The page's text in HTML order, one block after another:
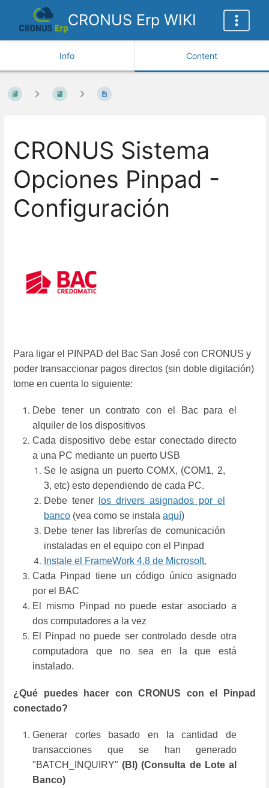
CRONUS Erp WIKI
Info Content
CRONUS Sistema
Opciones Pinpad -
Configuración
Para ligar el PINPAD del Bac San José con CRONUS y
poder transaccionar pagos directos (sin doble digitación)
tome en cuenta lo siguiente:
Debe tener un contrato con el Bac para el
alquiler de los dispositivos
Cada dispositivo debe estar conectado directo
a una PC mediante un puerto USB
Se le asigna un puerto COMX, (COM1, 2,
3, etc) esto dependiendo de cada PC.
Debe tener
los drivers asignados por el
banco (vea como se instalaaquí)
Debe tener las librerías de comunicación
instaladas en el equipo con el Pinpad
Instale el FrameWork 4.8 de Microsoft.
Cada Pinpad tiene un código único asignado
por el BAC
El mismo Pinpad no puede estar asociado a
dos computadores a la vez
El Pinpad no puede ser controlado desde otra
computadora que no sea en la que está
instalado.
¿Qué puedes hacer con CRONUS con el Pinpad
conectado?
Generar cortes basado en la cantidad de
transacciones que se han generado
"BATCH_INQUIRY"(BI) (Consulta de Lote al
Banco)